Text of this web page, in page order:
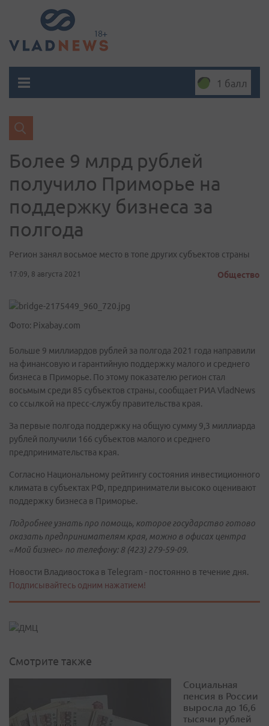
1 балл
Более 9 млрд рублей
получило Приморье на
поддержку бизнеса за
полгода
Регион занял восьмое место в топе других субъектов страны
17:09, 8 августа 2021 Общество
Фото: Pixabay.com
Больше 9 миллиардов рублей за полгода 2021 года направили
на финансовую и гарантийную поддержку малого и среднего
бизнеса в Приморье. По этому показателю регион стал
восьмым среди 85 субъектов страны, сообщает РИА VladNews
со ссылкой на пресс-службу правительства края.
За первые полгода поддержку на общую сумму 9,3 миллиарда
рублей получили 166 субъектов малого и среднего
предпринимательства края.
Согласно Национальному рейтингу состояния инвестиционного
климата в субъектах РФ, предприниматели высоко оценивают
поддержку бизнеса в Приморье.
Подробнее узнать про помощь, которое государство готово
оказать предпринимателям края, можно в офисах центра
«Мой бизнес» по телефону: 8 (423) 279-59-09.
Новости Владивостока в Telegram - постоянно в течение дня.
Подписывайтесь одним нажатием!
Смотрите также
Социальная
пенсия в России
выросла до 16,6
тысячи рублей